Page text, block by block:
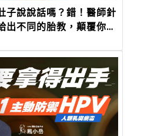
子說說話嗎？錯！醫師針
出不同的胎教，顛覆你對